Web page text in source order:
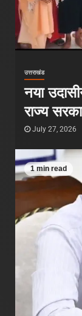
उत्तराखंड
नया
राज्य
July 27, 2026
1 min read